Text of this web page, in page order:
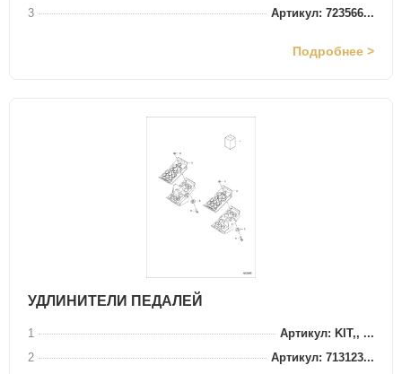
3
Артикул: 723566...
Подробнее >
УДЛИНИТЕЛИ ПЕДАЛЕЙ
1
Артикул: KIT,, ...
2
Артикул: 713123...